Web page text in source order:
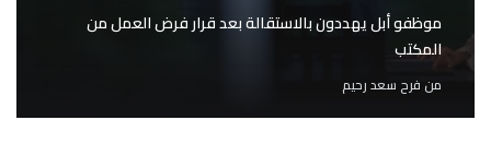
موظفو أبل يهددون بالاستقالة بعد قرار فرض العمل من
المكتب
من فرح سعد رحيم